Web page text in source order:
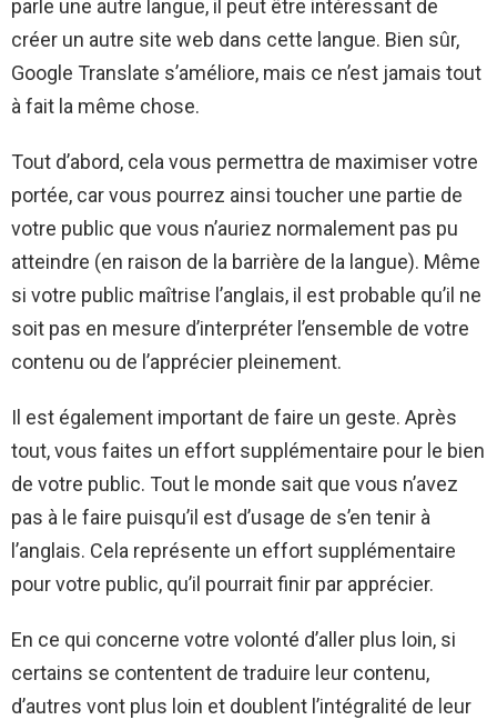
parle une autre langue, il peut être intéressant de
créer un autre site web dans cette langue. Bien sûr,
Google Translate s’améliore, mais ce n’est jamais tout
à fait la même chose.
Tout d’abord, cela vous permettra de maximiser votre
portée, car vous pourrez ainsi toucher une partie de
votre public que vous n’auriez normalement pas pu
atteindre (en raison de la barrière de la langue). Même
si votre public maîtrise l’anglais, il est probable qu’il ne
soit pas en mesure d’interpréter l’ensemble de votre
contenu ou de l’apprécier pleinement.
Il est également important de faire un geste. Après
tout, vous faites un effort supplémentaire pour le bien
de votre public. Tout le monde sait que vous n’avez
pas à le faire puisqu’il est d’usage de s’en tenir à
l’anglais. Cela représente un effort supplémentaire
pour votre public, qu’il pourrait finir par apprécier.
En ce qui concerne votre volonté d’aller plus loin, si
certains se contentent de traduire leur contenu,
d’autres vont plus loin et doublent l’intégralité de leur